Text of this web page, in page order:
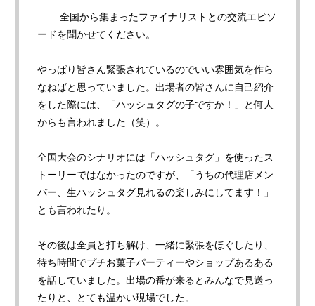
—— 全国から集まったファイナリストとの交流エピソ
ードを聞かせてください。
やっぱり皆さん緊張されているのでいい雰囲気を作ら
なねばと思っていました。出場者の皆さんに自己紹介
をした際には、「ハッシュタグの子ですか！」と何人
からも言われました（笑）。
全国大会のシナリオには「ハッシュタグ」を使ったス
トーリーではなかったのですが、「うちの代理店メン
バー、生ハッシュタグ見れるの楽しみにしてます！」
とも言われたり。
その後は全員と打ち解け、一緒に緊張をほぐしたり、
待ち時間でプチお菓子パーティーやショップあるある
を話していました。出場の番が来るとみんなで見送っ
たりと、とても温かい現場でした。